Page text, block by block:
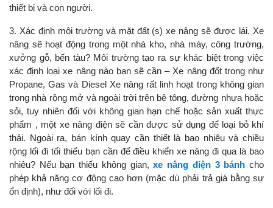
thiết bị và con người.
3. Xác định môi trường và mặt đất (s) xe nâng sẽ được lái. Xe
nâng sẽ hoạt động trong một nhà kho, nhà máy, công trường,
xưởng gỗ, bến tàu? Môi trường tạo ra sự khác biệt trong việc
xác định loại xe nâng nào bạn sẽ cần – Xe nâng đốt trong như
Propane, Gas và Diesel Xe nâng rất linh hoạt trong không gian
trong nhà rộng mở và ngoài trời trên bê tông, đường nhựa hoặc
sỏi, tuy nhiên đối với không gian hạn chế hoặc sản xuất thực
phẩm , một xe nâng điện sẽ cần được sử dụng để loại bỏ khí
thải. Ngoài ra, bán kính quay cần thiết là bao nhiêu và chiều
rộng lối đi tối thiểu bạn cần để điều khiển xe nâng đi qua là bao
nhiêu? Nếu bạn thiếu không gian,xe nâng điện 3 bánh cho
phép khả năng cơ động cao hơn (mặc dù phải trả giá bằng sự
ổn định), như đối với lối đi.